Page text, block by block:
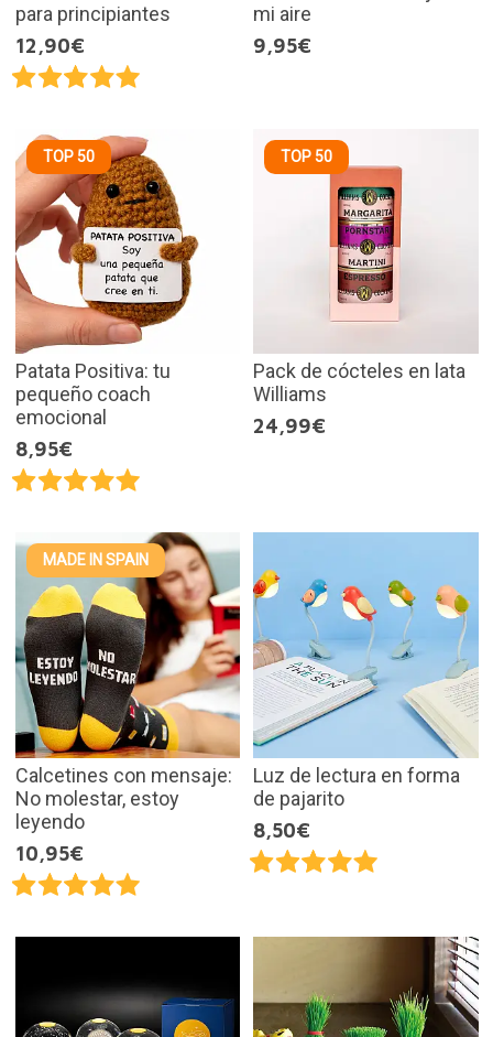
para principiantes
12,90€
mi aire
9,95€
TOP 50
Patata Positiva: tu
pequeño coach
emocional
8,95€
TOP 50
Pack de cócteles en lata
Williams
24,99€
MADE IN SPAIN
Calcetines con mensaje:
No molestar, estoy
leyendo
10,95€
Luz de lectura en forma
de pajarito
8,50€